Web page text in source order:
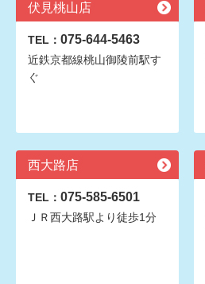
伏見桃山店
TEL： 075-644-5463
近鉄京都線桃山御陵前駅す
ぐ
西大路店
TEL： 075-585-6501
ＪＲ西大路駅より徒歩1分